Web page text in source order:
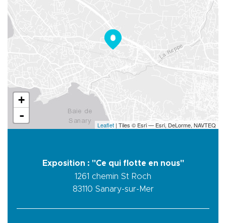
+
-
Leaflet | Tiles © Esri — Esri, DeLorme, NAVTEQ
Exposition : "Ce qui flotte en nous"
1261 chemin St Roch
83110 Sanary-sur-Mer